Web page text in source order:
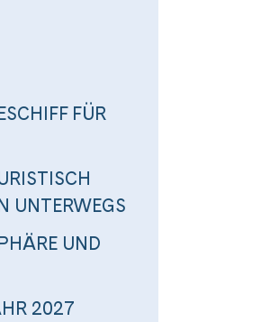
FÜR
UNTERWEGS
UND
2027